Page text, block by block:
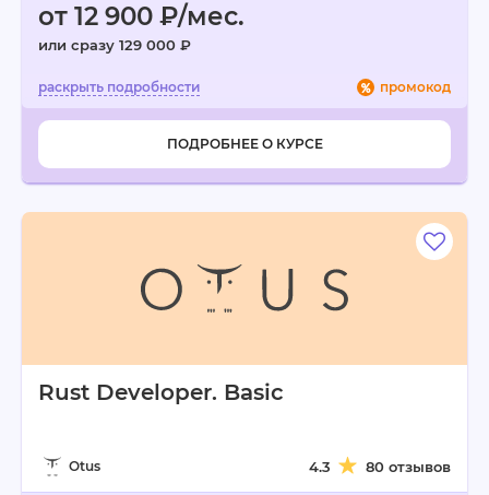
от 12 900 ₽/мес.
или сразу 129 000 ₽
промокод
ПОДРОБНЕЕ О КУРСЕ
Rust Developer. Basic
Otus 4.3 80 отзывов